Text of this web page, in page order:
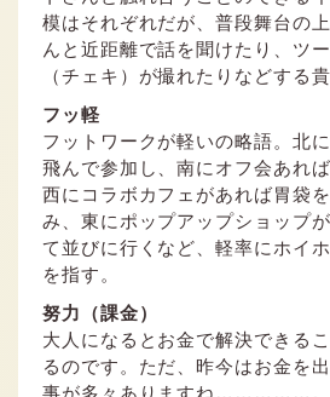
模はそれぞれだが、普段舞台の
んと近距離で話を聞けたり、ツ
（チェキ）が撮れたりなどする
フッ軽
フットワークが軽いの略語。北
飛んで参加し、南にオフ会あれ
西にコラボカフェがあれば胃袋
み、東にポップアップショップ
て並びに行くなど、軽率にホイ
を指す。
努力（課金）
大人になるとお金で解決できる
るのです。ただ、昨今はお金を
事が多々ありますね……………。